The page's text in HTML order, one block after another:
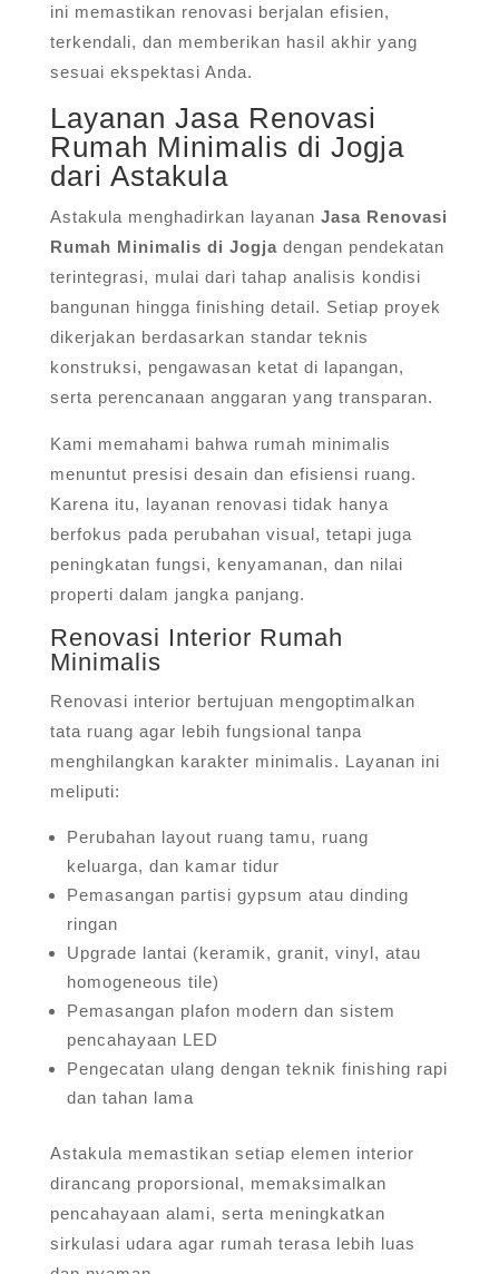
ini memastikan renovasi berjalan efisien,
terkendali, dan memberikan hasil akhir yang
sesuai ekspektasi Anda.
Layanan Jasa Renovasi
Rumah Minimalis di Jogja
dari Astakula
Astakula menghadirkan layanan Jasa Renovasi
Rumah Minimalis di Jogja dengan pendekatan
terintegrasi, mulai dari tahap analisis kondisi
bangunan hingga finishing detail. Setiap proyek
dikerjakan berdasarkan standar teknis
konstruksi, pengawasan ketat di lapangan,
serta perencanaan anggaran yang transparan.
Kami memahami bahwa rumah minimalis
menuntut presisi desain dan efisiensi ruang.
Karena itu, layanan renovasi tidak hanya
berfokus pada perubahan visual, tetapi juga
peningkatan fungsi, kenyamanan, dan nilai
properti dalam jangka panjang.
Renovasi Interior Rumah
Minimalis
Renovasi interior bertujuan mengoptimalkan
tata ruang agar lebih fungsional tanpa
menghilangkan karakter minimalis. Layanan ini
meliputi:
Perubahan layout ruang tamu, ruang
keluarga, dan kamar tidur
Pemasangan partisi gypsum atau dinding
ringan
Upgrade lantai (keramik, granit, vinyl, atau
homogeneous tile)
Pemasangan plafon modern dan sistem
pencahayaan LED
Pengecatan ulang dengan teknik finishing rapi
dan tahan lama
Astakula memastikan setiap elemen interior
dirancang proporsional, memaksimalkan
pencahayaan alami, serta meningkatkan
sirkulasi udara agar rumah terasa lebih luas